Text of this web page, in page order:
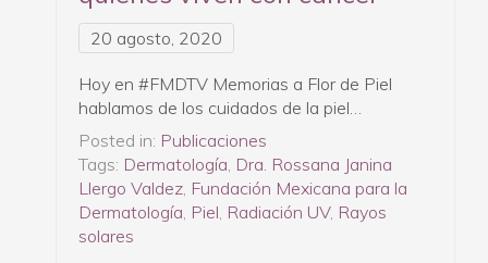
20 agosto, 2020
Hoy en #FMDTV Memorias a Flor de Piel
hablamos de los cuidados de la piel…
Posted in: Publicaciones
Tags: Dermatología, Dra. Rossana Janina
Llergo Valdez, Fundación Mexicana para la
Dermatología, Piel, Radiación UV, Rayos
solares